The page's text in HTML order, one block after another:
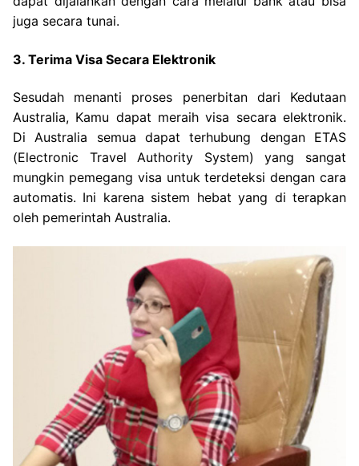
juga secara tunai.
3. Terima Visa Secara Elektronik
Sesudah menanti proses penerbitan dari Kedutaan
Australia, Kamu dapat meraih visa secara elektronik.
Di Australia semua dapat terhubung dengan ETAS
(Electronic Travel Authority System) yang sangat
mungkin pemegang visa untuk terdeteksi dengan cara
automatis. Ini karena sistem hebat yang di terapkan
oleh pemerintah Australia.